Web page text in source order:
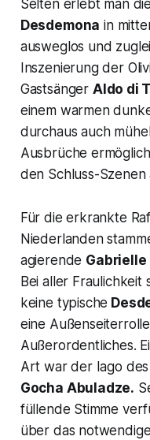
Selten erlebt man
Desdemona in
ausweglos und
Inszenierung der
Gastsänger Aldo di
einem warmen
durchaus auch
Ausbrüche
den Schluss-
Für die erkrankte
Niederlanden
agierende Gabrielle
Bei aller Fraulichkeit
keine typische
eine
Außerordentliches.
Art war der Iago
Gocha Abuladze.
füllende Stimme
über das